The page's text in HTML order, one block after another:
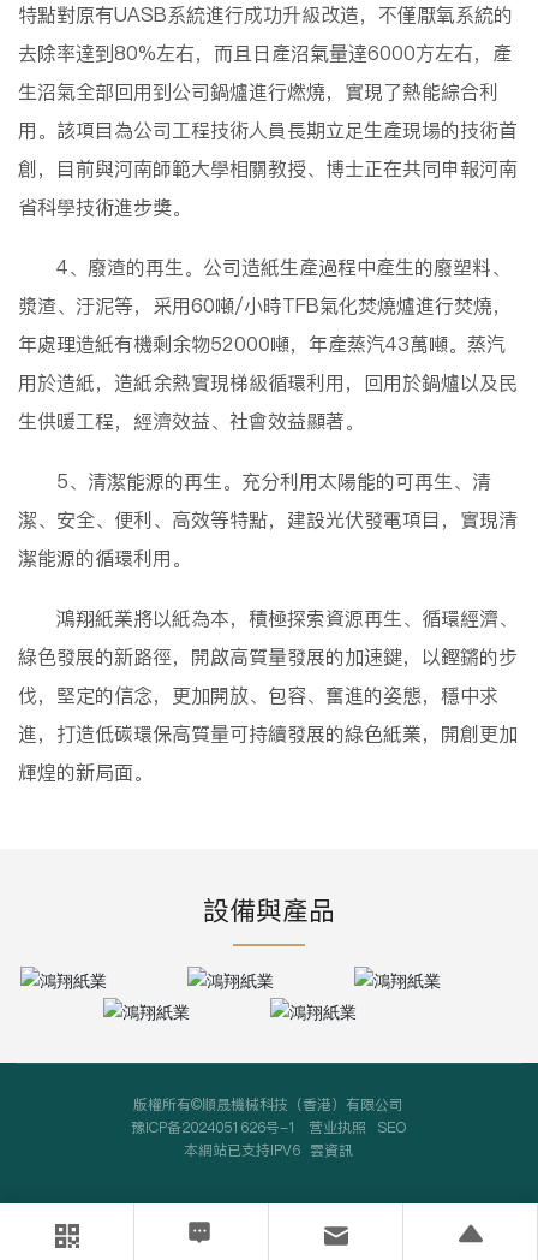
特點對原有UASB系統進行成功升級改造，不僅厭氧系統的
去除率達到80%左右，而且日產沼氣量達6000方左右，產
生沼氣全部回用到公司鍋爐進行燃燒，實現了熱能綜合利
用。該項目為公司工程技術人員長期立足生產現場的技術首
創，目前與河南師範大學相關教授、博士正在共同申報河南
省科學技術進步獎。
4、廢渣的再生。公司造紙生產過程中產生的廢塑料、
漿渣、汙泥等，采用60噸/小時TFB氣化焚燒爐進行焚燒，
年處理造紙有機剩余物52000噸，年產蒸汽43萬噸。蒸汽
用於造紙，造紙余熱實現梯級循環利用，回用於鍋爐以及民
生供暖工程，經濟效益、社會效益顯著。
5、清潔能源的再生。充分利用太陽能的可再生、清
潔、安全、便利、高效等特點，建設光伏發電項目，實現清
潔能源的循環利用。
鴻翔紙業將以紙為本，積極探索資源再生、循環經濟、
綠色發展的新路徑，開啟高質量發展的加速鍵，以鏗鏘的步
伐，堅定的信念，更加開放、包容、奮進的姿態，穩中求
進，打造低碳環保高質量可持續發展的綠色紙業，開創更加
輝煌的新局面。
設備與產品
版權所有©順晟機械科技（香港）有限公司
豫ICP备2024051626号-1
营业执照
SEO
本網站已支持IPV6 雲資訊